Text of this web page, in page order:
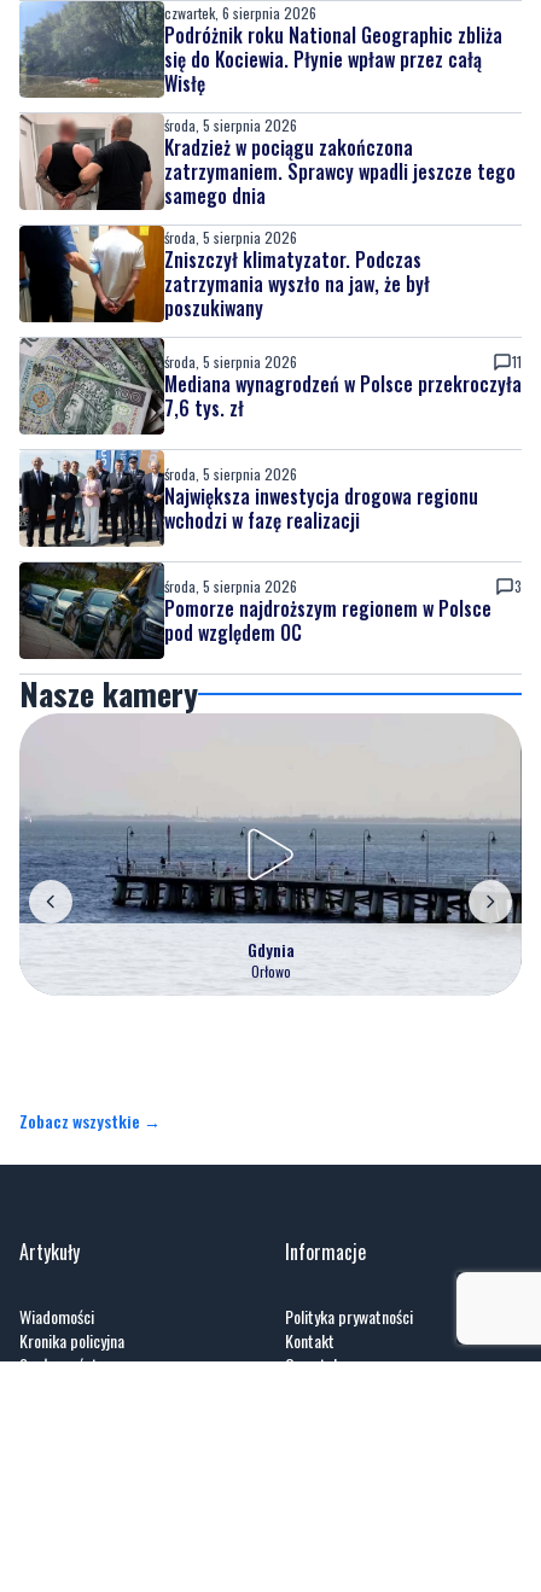
czwartek, 6 sierpnia 2026
Podróżnik roku National Geographic zbliża
się do Kociewia. Płynie wpław przez całą
Wisłę
środa, 5 sierpnia 2026
Kradzież w pociągu zakończona
zatrzymaniem. Sprawcy wpadli jeszcze tego
samego dnia
środa, 5 sierpnia 2026
Zniszczył klimatyzator. Podczas
zatrzymania wyszło na jaw, że był
poszukiwany
środa, 5 sierpnia 2026 11
Mediana wynagrodzeń w Polsce przekroczyła
7,6 tys. zł
środa, 5 sierpnia 2026
Największa inwestycja drogowa regionu
wchodzi w fazę realizacji
środa, 5 sierpnia 2026 3
Pomorze najdroższym regionem w Polsce
pod względem OC
Nasze kamery
Gdynia
Orłowo
Zobacz wszystkie →
Artykuły
Wiadomości
Kronika policyjna
Społeczeństwo
Informacje
Polityka prywatności
Kontakt
O portalu